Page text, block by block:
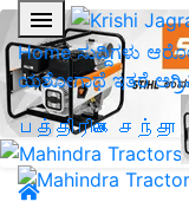
Home ಸುದ್ದಿಗಳು
ಯಶೋಗಾಥೆ ಇತರೆ
பத்திரிகை சந்தா